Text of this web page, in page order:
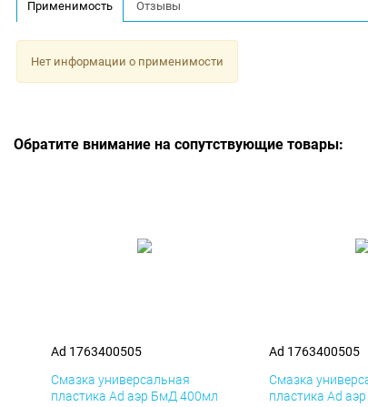
Применимость Отзывы
Нет информации о применимости
Обратите внимание на сопутствующие товары:
Ad 1763400505
Смазка универсальная
пластика Ad аэр БмД 400мл
Ad 1763400505
Смазка
пластика Ad